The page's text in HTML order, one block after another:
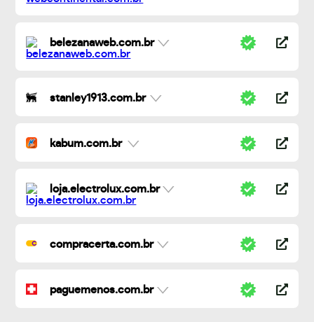
belezanaweb.com.br
stanley1913.com.br
kabum.com.br
loja.electrolux.com.br
compracerta.com.br
paguemenos.com.br